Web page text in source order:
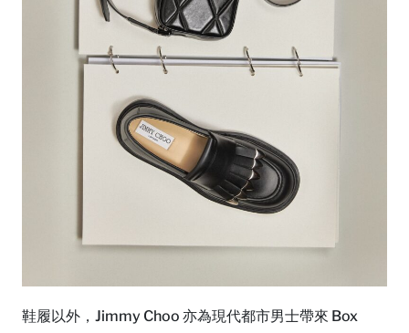
鞋履以外，Jimmy Choo 亦為現代都市男士帶來 Box